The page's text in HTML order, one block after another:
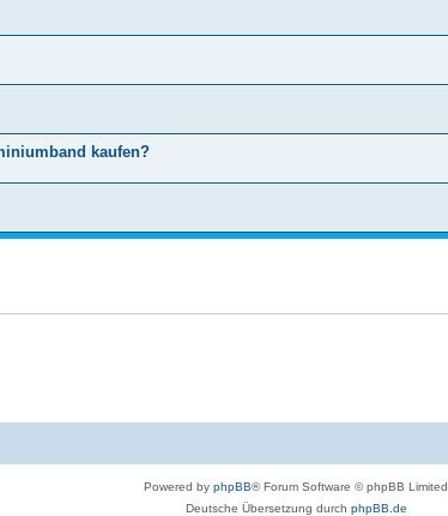
kaufen?
Powered by phpBB® Forum Software © phpBB Limited
Deutsche Übersetzung durch phpBB.de